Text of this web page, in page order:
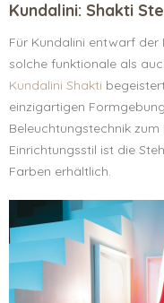
Kundalini: Shakti
Für Kundalini entwarf der
solche funktionale als
Kundalini Shakti
einzigartigen
Beleuchtungstechnik
Einrichtungsstil ist die
Farben erhältlich.